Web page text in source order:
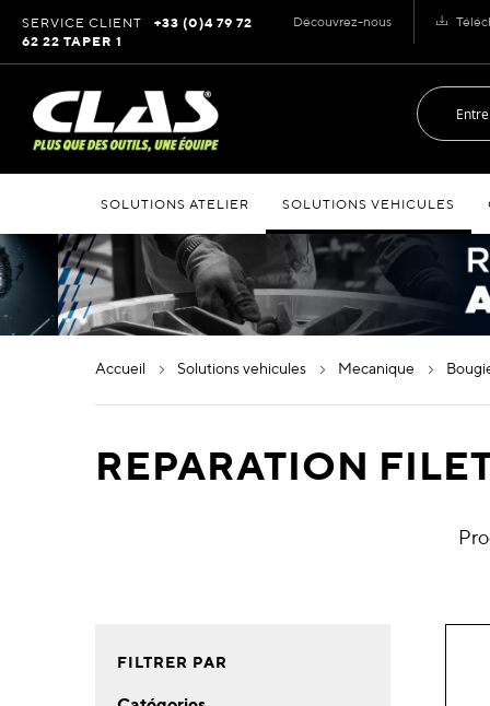
Découvrez-nous
au
contenu
SERVICE CLIENT
+33 (0)4 79 72
62 22 TAPER 1
SOLUTIONS ATELIER SOLUTIONS VEHICULES
accueil solutions vehicules mecanique
REPARATION
FILTRER PAR